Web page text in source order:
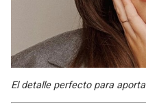
El detalle perfecto para